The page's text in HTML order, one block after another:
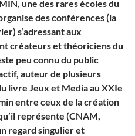
une des rares écoles du
des conférences (la
s’adressant aux
créateurs et théoriciens du
peu connu du public
auteur de plusieurs
livre Jeux et Media au XXIe
entre ceux de la création
représente (CNAM,
regard singulier et